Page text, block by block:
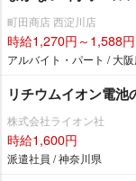
町田商店 西淀川店
時給1,270円～1,588円
アルバイト・パート / 大
リチウムイオン電
株式会社ライオン社
時給1,600円
派遣社員 / 神奈川県